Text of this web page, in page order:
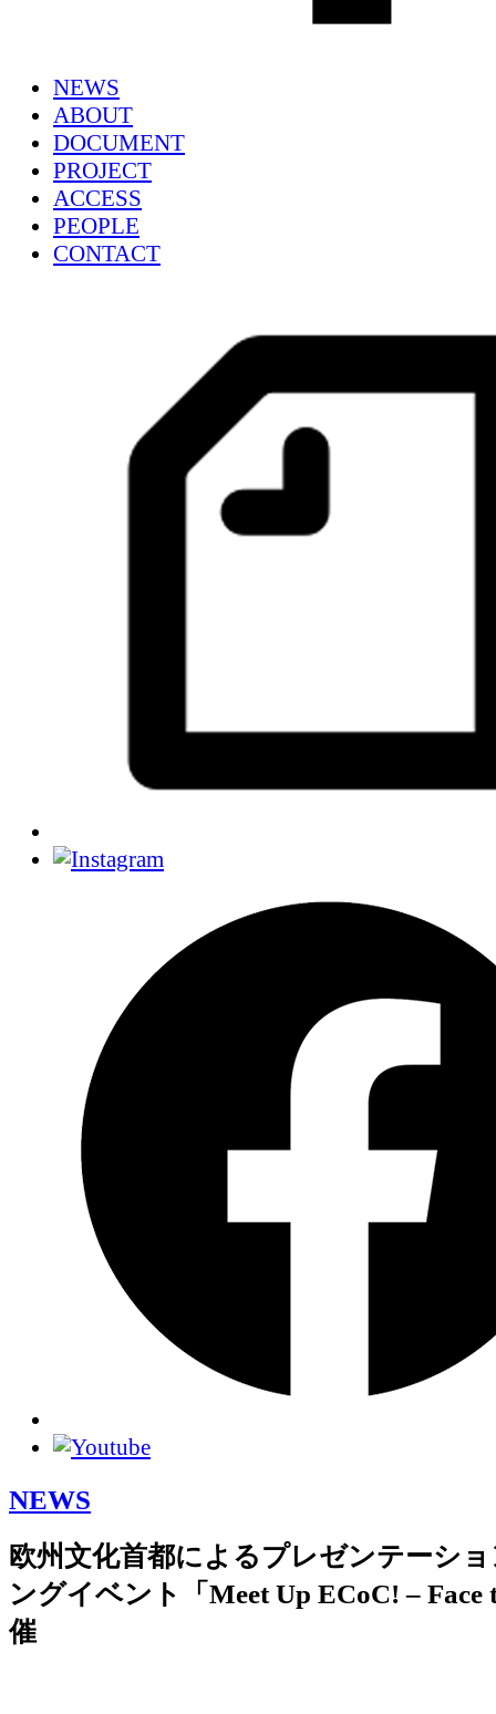
NEWS
ABOUT
DOCUMENT
PROJECT
ACCESS
PEOPLE
CONTACT
NEWS
欧州文化首都によるプレゼンテーシ
ングイベント「Meet Up ECoC! – Face
催